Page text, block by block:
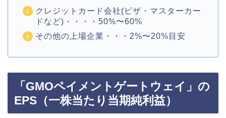
クレジットカード会社(ビザ・マスターカー
ドなど)・・・・50%〜60%
その他の上場企業・・・2%〜20%目安
「GMOペイメントゲートウェイ」の
EPS（一株当たり当期純利益）